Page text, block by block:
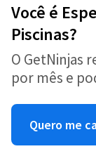
Você é
Piscinas?
O GetNinjas
por mês e
Quero me